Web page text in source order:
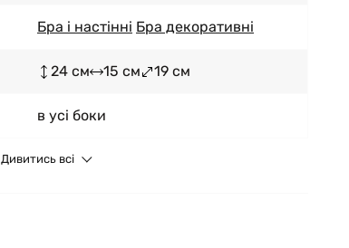
Бра і настінні Бра декоративні
24 см 15 см 19 см
в усі боки
Дивитись всі